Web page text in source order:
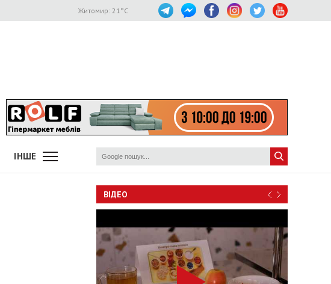
Житомир: 21°C
ІНШЕ
ВІДЕО